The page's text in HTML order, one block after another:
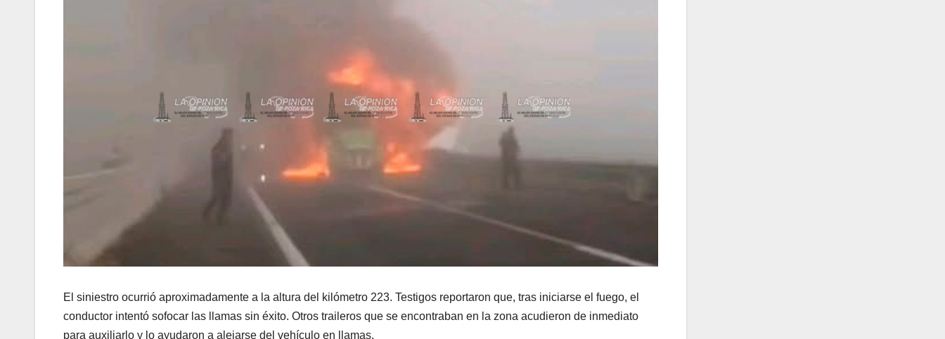
El siniestro ocurrió aproximadamente a la altura del kilómetro 223. Testigos reportaron que, tras iniciarse el fuego, el
conductor intentó sofocar las llamas sin éxito. Otros traileros que se encontraban en la zona acudieron de inmediato
para auxiliarlo y lo ayudaron a alejarse del vehículo en llamas.